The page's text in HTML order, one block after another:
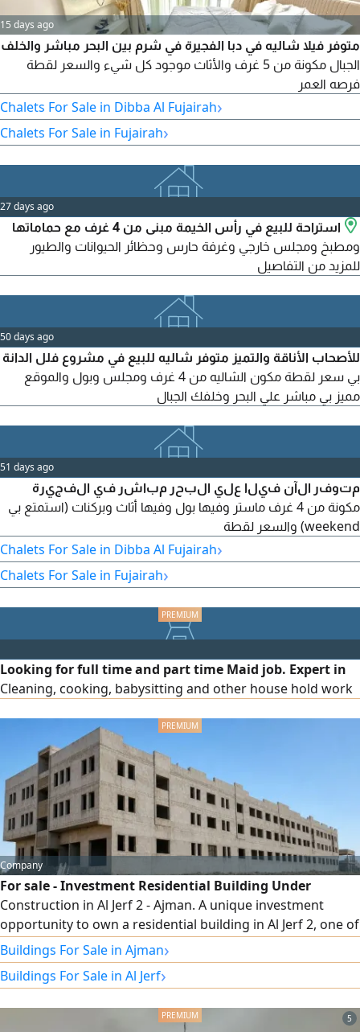
15 days ago
متوفر فيلا شاليه في دبا الفجيرة في شرم بين البحر مباشر والخلف
الجبال مكونة من 5 غرف والأثاث موجود كل شيء والسعر لقطة
فرصه العمر
Chalets For Sale in Dibba Al Fujairah›
Chalets For Sale in Fujairah›
27 days ago
استراحة للبيع في رأس الخيمة مبنى من 4 غرف مع حماماتها
ومطبخ ومجلس خارجي وغرفة حارس وحظائر الحيوانات والطيور
للمزيد من التفاصيل
50 days ago
للأصحاب الأناقة والتميز متوفر شاليه للبيع في مشروع فلل الدانة
بي سعر لقطة مكون الشاليه من 4 غرف ومجلس وبول والموقع
مميز بي مباشر علي البحر وخلفك الجبال
51 days ago
متوفر الآن فيلا علي البحر مباشر في الفجيرة
مكونة من 4 غرف ماستر وفيها بول وفيها أثاث وبركنات (استمتع بي
weekend) والسعر لقطة
Chalets For Sale in Dibba Al Fujairah›
Chalets For Sale in Fujairah›
Looking for full time and part time Maid job. Expert in
Cleaning, cooking, babysitting and other house hold work
Company
For sale - Investment Residential Building Under
Construction in Al Jerf 2 - Ajman. A unique investment
opportunity to own a residential building in Al Jerf 2, one of
the most vibrant areas in Ajman, with freehold ownership
for all nationalities. This is an ideal choice for investors
seeking a project with a high return on investment.
Buildings For Sale in Ajman›
Buildings For Sale in Al Jerf›
5